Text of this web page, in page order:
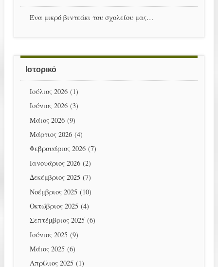
Ένα μικρό βιντεάκι του σχολείου μας…
Ιστορικό
Ιούλιος 2026(1)
Ιούνιος 2026(3)
Μάιος 2026(9)
Μάρτιος 2026(4)
Φεβρουάριος 2026(7)
Ιανουάριος 2026(2)
Δεκέμβριος 2025(7)
Νοέμβριος 2025(10)
Οκτώβριος 2025(4)
Σεπτέμβριος 2025(6)
Ιούνιος 2025(9)
Μάιος 2025(6)
Απρίλιος 2025(1)